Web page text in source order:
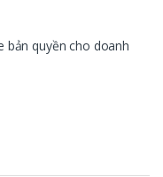
bản quyền cho doanh